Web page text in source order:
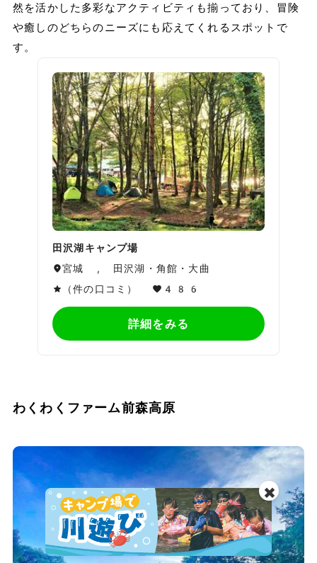
然を活かした多彩なアクティビティも揃っており、冒険
や癒しのどちらのニーズにも応えてくれるスポットで
す。
田沢湖キャンプ場
宮城 , 田沢湖・角館・大曲
（件の口コミ）
486
詳細をみる
わくわくファーム前森高原
✖️